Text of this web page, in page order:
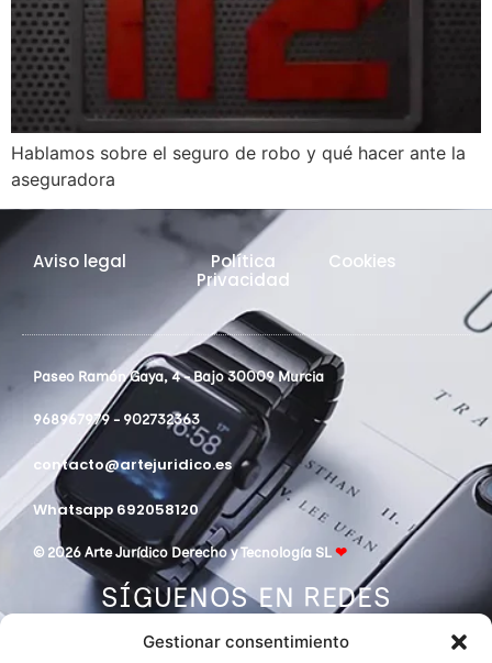
Gestionar consentimiento
Hablamos sobre el seguro de robo y qué hacer ante la
aseguradora
Aviso legal
Política
Privacidad
Cookies
Paseo Ramón Gaya, 4 - Bajo 30009 Murcia
968967979 - 902732363
contacto@artejuridico.es
Whatsapp 692058120
© 2026 Arte Jurídico Derecho y Tecnología SL ❤
SÍGUENOS EN REDES